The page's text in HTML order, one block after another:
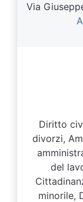
Via
Diritto
divorzi,
del
minorile,